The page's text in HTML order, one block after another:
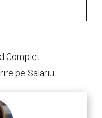
Complet
pe Salariu